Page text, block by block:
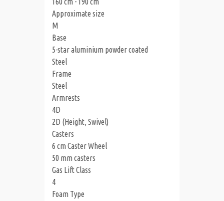
Approximate size
M
Base
5-star aluminium powder coated
Steel
Frame
Steel
Armrests
4D
2D (Height, Swivel)
Casters
6 cm Caster Wheel
50 mm casters
Gas Lift Class
4
Foam Type